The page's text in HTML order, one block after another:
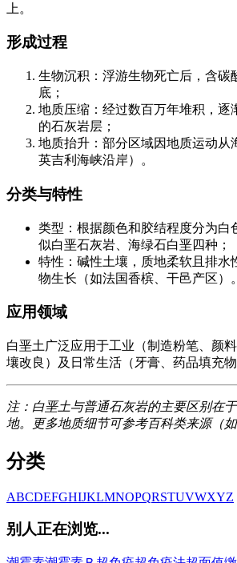
上。
形成过程
生物沉积：浮游生物死亡后，含碳
底；
地质压缩：经过数百万年堆积，逐
的石灰岩层；
地质抬升：部分区域因地质运动从
英吉利海峡沿岸）。
分类与特性
类型：根据颜色和胶结程度分为白
似白垩石灰岩、海绿石白垩四种；
特性：碱性土壤，质地柔软且排水
物生长（如法国香槟、干邑产区）。
应用领域
白垩土广泛应用于工业（制造粉笔、颜
壤改良）及日常生活（牙膏、药品填充物
注：白垩土与普通石灰岩的主要区别在
地。更多地质细节可参考百科类来源（如
分类
ABCDEFGHIJKLMNOPQRSTUVWXYZ
别人正在浏览...